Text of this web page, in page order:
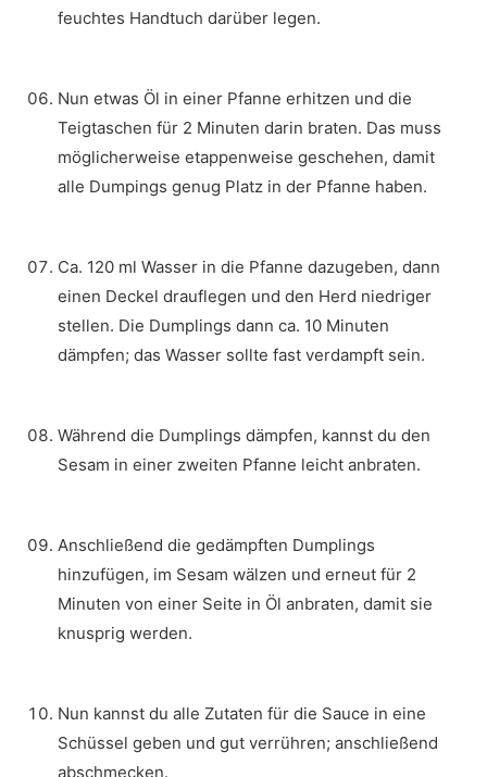
feuchtes Handtuch darüber legen.
Nun etwas Öl in einer Pfanne erhitzen und die
Teigtaschen für 2 Minuten darin braten. Das muss
möglicherweise etappenweise geschehen, damit
alle Dumpings genug Platz in der Pfanne haben.
Ca. 120 ml Wasser in die Pfanne dazugeben, dann
einen Deckel drauflegen und den Herd niedriger
stellen. Die Dumplings dann ca. 10 Minuten
dämpfen; das Wasser sollte fast verdampft sein.
Während die Dumplings dämpfen, kannst du den
Sesam in einer zweiten Pfanne leicht anbraten.
Anschließend die gedämpften Dumplings
hinzufügen, im Sesam wälzen und erneut für 2
Minuten von einer Seite in Öl anbraten, damit sie
knusprig werden.
Nun kannst du alle Zutaten für die Sauce in eine
Schüssel geben und gut verrühren; anschließend
abschmecken.